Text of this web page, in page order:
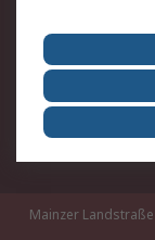
Karriere bei RS
Qualität/
Event-Center
Mainzer